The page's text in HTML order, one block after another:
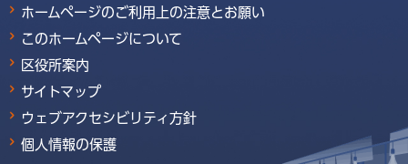
ホームページのご利用上の注意とお願い
このホームページについて
区役所案内
サイトマップ
ウェブアクセシビリティ方針
個人情報の保護